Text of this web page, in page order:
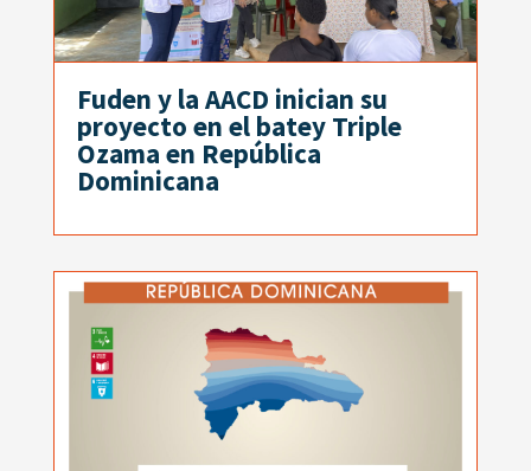
Fuden y la AACD inician su
proyecto en el batey Triple
Ozama en República
Dominicana